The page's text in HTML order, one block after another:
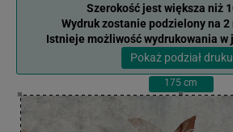
Szerokość jest większa niż
Wydruk zostanie podzielony na 2
Istnieje możliwość wydrukowania w
Pokaż podział druku
175 cm